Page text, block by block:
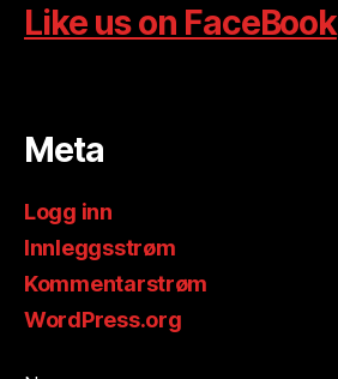
Like us on FaceBook
Meta
Logg inn
Innleggsstrøm
Kommentarstrøm
WordPress.org